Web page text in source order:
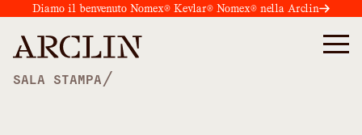
Diamo il benvenuto Nomex® Kevlar® Nomex® nella Arclin
SALA STAMPA /